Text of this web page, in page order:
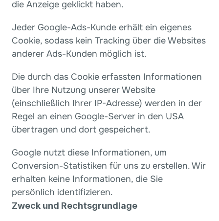
die Anzeige geklickt haben.
Jeder Google-Ads-Kunde erhält ein eigenes
Cookie, sodass kein Tracking über die Websites
anderer Ads-Kunden möglich ist.
Die durch das Cookie erfassten Informationen
über Ihre Nutzung unserer Website
(einschließlich Ihrer IP-Adresse) werden in der
Regel an einen Google-Server in den USA
übertragen und dort gespeichert.
Google nutzt diese Informationen, um
Conversion-Statistiken für uns zu erstellen. Wir
erhalten keine Informationen, die Sie
persönlich identifizieren.
Zweck und Rechtsgrundlage